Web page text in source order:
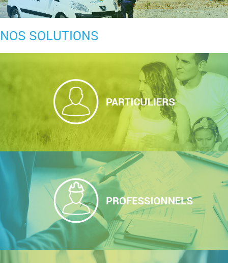
NOS SOLUTIONS
Professionnels